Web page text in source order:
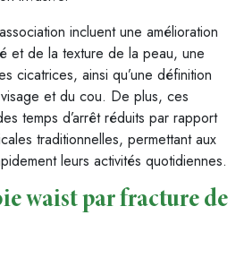
incluent une amélioration
et de la texture de la peau, une
cicatrices, ainsi qu’une définition
et du cou. De plus, ces
temps d’arrêt réduits par rapport
traditionnelles, permettant aux
leurs activités quotidiennes.
waist par fracture de